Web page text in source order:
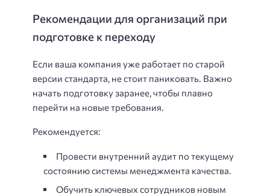
Рекомендации для организаций при
подготовке к переходу
Если ваша компания уже работает по старой
версии стандарта, не стоит паниковать. Важно
начать подготовку заранее, чтобы плавно
перейти на новые требования.
Рекомендуется:
Провести внутренний аудит по текущему
состоянию системы менеджмента качества.
Обучить ключевых сотрудников новым